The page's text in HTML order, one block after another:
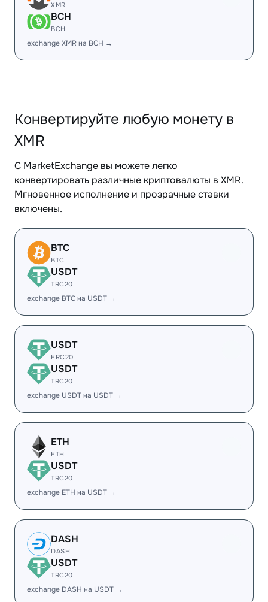
XMR
BCH
BCH
exchange XMR на BCH →
Конвертируйте любую монету в
XMR
С MarketExchange вы можете легко
конвертировать различные криптовалюты в XMR.
Мгновенное исполнение и прозрачные ставки
включены.
BTC
BTC
USDT
TRC20
exchange BTC на USDT →
USDT
ERC20
USDT
TRC20
exchange USDT на USDT →
ETH
ETH
USDT
TRC20
exchange ETH на USDT →
DASH
DASH
USDT
TRC20
exchange DASH на USDT →